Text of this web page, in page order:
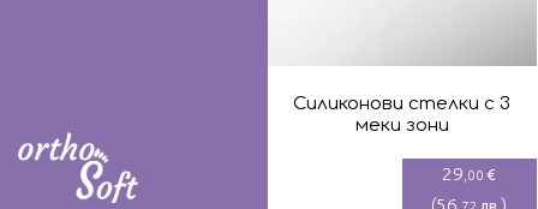
Силиконови стелки с 3
меки зони
29 ,00 €
(56 ,72 )